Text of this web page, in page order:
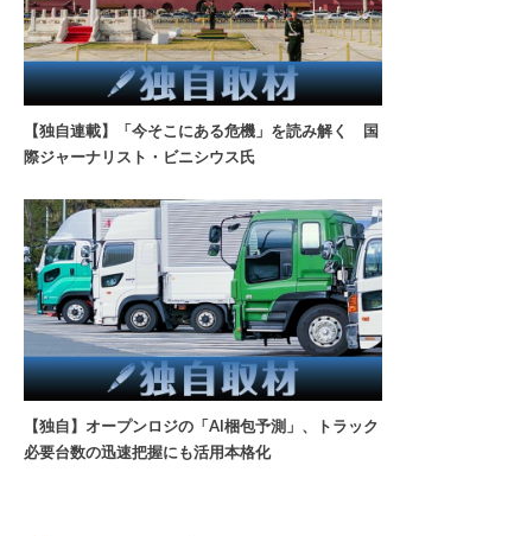
【独自連載】「今そこにある危機」を読み解く 国
際ジャーナリスト・ビニシウス氏
【独自】オープンロジの「AI梱包予測」、トラック
必要台数の迅速把握にも活用本格化